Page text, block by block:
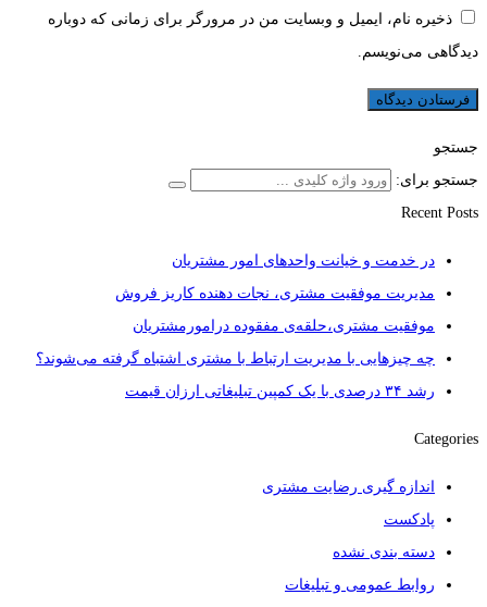
ذخیره نام، ایمیل و وبسایت من در مرورگر برای زمانی که دوباره
دیدگاهی می‌نویسم.
جستجو
جستجو برای:
Recent Posts
در خدمت و خیانت واحدهای امور مشتریان
مدیریت موفقیت مشتری، نجات دهنده کاریز فروش
موفقیت مشتری،حلقه‌ی مفقوده درامورمشتریان
چه چیزهایی با مدیریت ارتباط با مشتری اشتباه گرفته می‌شوند؟
رشد ۳۴ درصدی با یک کمپین تبلیغاتی ارزان قیمت
Categories
اندازه گیری رضایت مشتری
پادکست
دسته بندی نشده
روابط عمومی و تبلیغات